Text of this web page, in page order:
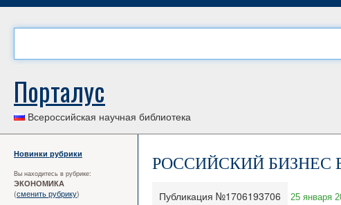
Порталус
Всероссийская научная библиотека
Новинки рубрики
Вы находитесь в рубрике:
ЭКОНОМИКА
(сменить рубрику)
РОССИЙСКИЙ
Публикация №1706193706 25 января